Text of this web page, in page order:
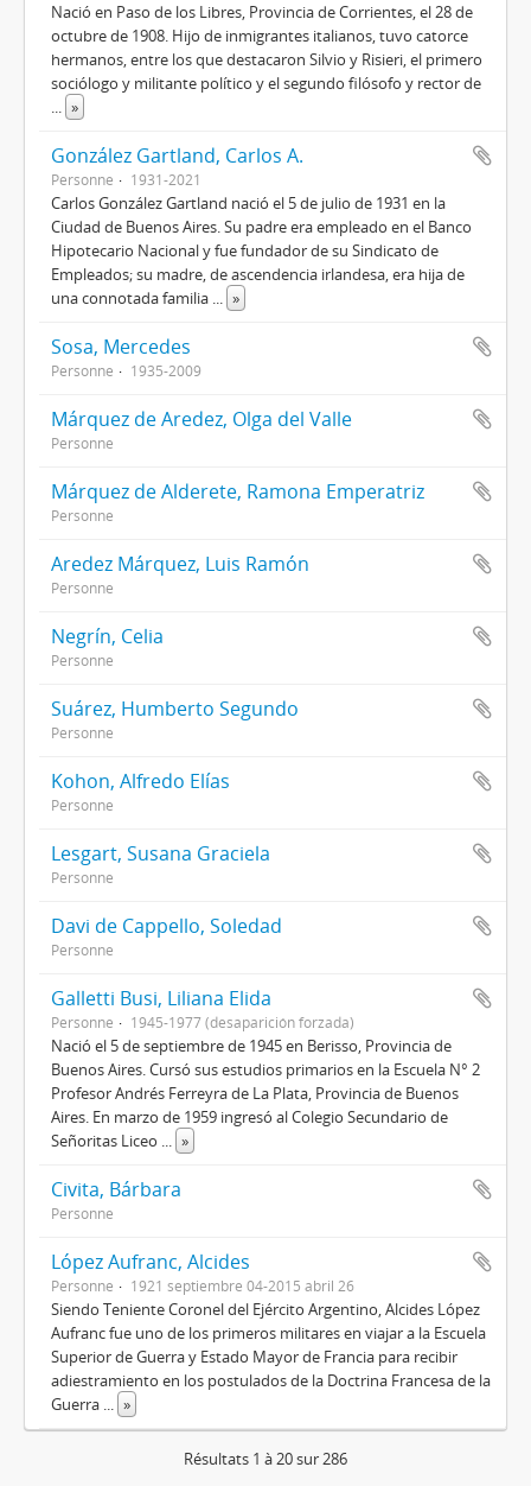
Nació en Paso de los Libres, Provincia de Corrientes, el 28 de
octubre de 1908. Hijo de inmigrantes italianos, tuvo catorce
hermanos, entre los que destacaron Silvio y Risieri, el primero
sociólogo y militante político y el segundo filósofo y rector de
... »
González Gartland, Carlos A.
Personne 1931-2021
Carlos González Gartland nació el 5 de julio de 1931 en la
Ciudad de Buenos Aires. Su padre era empleado en el Banco
Hipotecario Nacional y fue fundador de su Sindicato de
Empleados; su madre, de ascendencia irlandesa, era hija de
una connotada familia ... »
Sosa, Mercedes
Personne 1935-2009
Márquez de Aredez, Olga del Valle
Personne
Márquez de Alderete, Ramona Emperatriz
Personne
Aredez Márquez, Luis Ramón
Personne
Negrín, Celia
Personne
Suárez, Humberto Segundo
Personne
Kohon, Alfredo Elías
Personne
Lesgart, Susana Graciela
Personne
Davi de Cappello, Soledad
Personne
Galletti Busi, Liliana Elida
Personne 1945-1977 (desaparición forzada)
Nació el 5 de septiembre de 1945 en Berisso, Provincia de
Buenos Aires. Cursó sus estudios primarios en la Escuela N° 2
Profesor Andrés Ferreyra de La Plata, Provincia de Buenos
Aires. En marzo de 1959 ingresó al Colegio Secundario de
Señoritas Liceo ... »
Civita, Bárbara
Personne
López Aufranc, Alcides
Personne 1921 septiembre 04-2015 abril 26
Siendo Teniente Coronel del Ejército Argentino, Alcides López
Aufranc fue uno de los primeros militares en viajar a la Escuela
Superior de Guerra y Estado Mayor de Francia para recibir
adiestramiento en los postulados de la Doctrina Francesa de la
Guerra ... »
Résultats 1 à 20 sur 286